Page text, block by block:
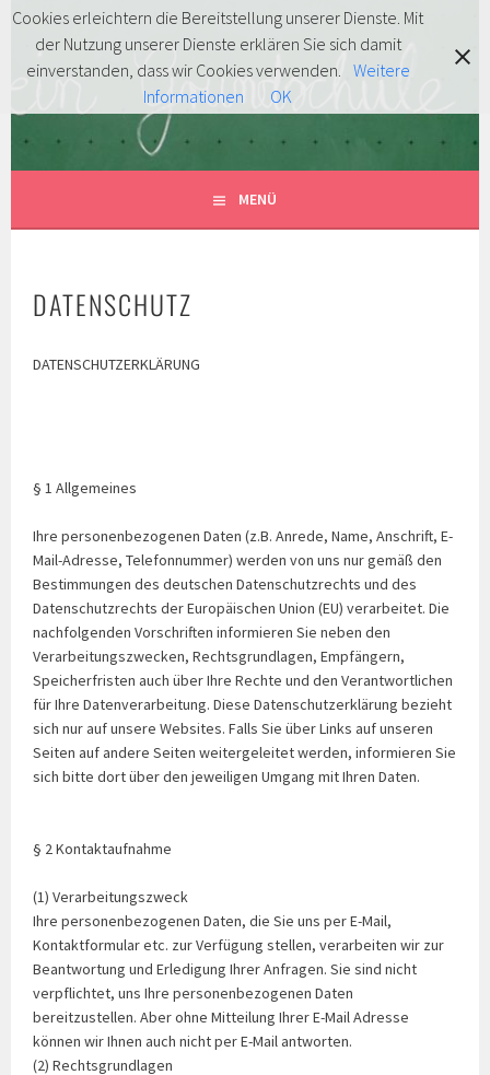
Springe
zum
Inhalt
FÖRDERVEREIN
GRUNDSCHULE HERSBRUCK
E.V.
MITENTDECKEN … MITLACHEN … MITMACHEN!
MENÜ
DATENSCHUTZ
DATENSCHUTZERKLÄRUNG
§ 1 Allgemeines
Ihre personenbezogenen Daten (z.B. Anrede, Name, Anschrift, E-
Mail-Adresse, Telefonnummer) werden von uns nur gemäß den
Bestimmungen des deutschen Datenschutzrechts und des
Datenschutzrechts der Europäischen Union (EU) verarbeitet. Die
nachfolgenden Vorschriften informieren Sie neben den
Verarbeitungszwecken, Rechtsgrundlagen, Empfängern,
Speicherfristen auch über Ihre Rechte und den Verantwortlichen
für Ihre Datenverarbeitung. Diese Datenschutzerklärung bezieht
sich nur auf unsere Websites. Falls Sie über Links auf unseren
Seiten auf andere Seiten weitergeleitet werden, informieren Sie
sich bitte dort über den jeweiligen Umgang mit Ihren Daten.
§ 2 Kontaktaufnahme
(1) Verarbeitungszweck
Ihre personenbezogenen Daten, die Sie uns per E-Mail,
Kontaktformular etc. zur Verfügung stellen, verarbeiten wir zur
Beantwortung und Erledigung Ihrer Anfragen. Sie sind nicht
verpflichtet, uns Ihre personenbezogenen Daten
bereitzustellen. Aber ohne Mitteilung Ihrer E-Mail Adresse
können wir Ihnen auch nicht per E-Mail antworten.
(2) Rechtsgrundlagen
Cookies erleichtern die Bereitstellung unserer Dienste. Mit
der Nutzung unserer Dienste erklären Sie sich damit
einverstanden, dass wir Cookies verwenden. Weitere
Informationen
OK